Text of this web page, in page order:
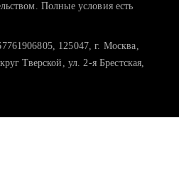
Полные условия есть
125047, г. Москва,
Тверской, ул. 2-я Брестская,